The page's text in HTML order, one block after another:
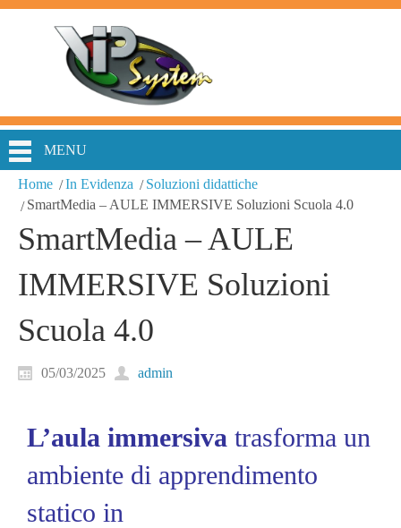
MENU
Home In Evidenza
Soluzioni didattiche
SmartMedia – AULE IMMERSIVE Soluzioni Scuola 4.0
SmartMedia – AULE
IMMERSIVE Soluzioni
Scuola 4.0
05/03/2025 admin
L’aula immersiva trasforma un
ambiente di apprendimento
statico in